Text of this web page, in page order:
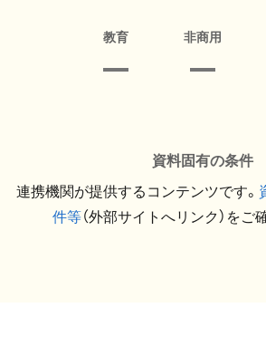
教育 非商用
資料固有の条件
連携機関が提供するコンテンツです。
件等（外部サイトへリンク）をご